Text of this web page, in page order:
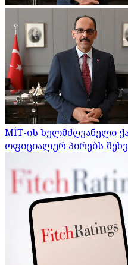
MİT-ის ხელმძღვანელი
ოფიციალურ პირებს